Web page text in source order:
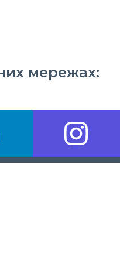
мережах: